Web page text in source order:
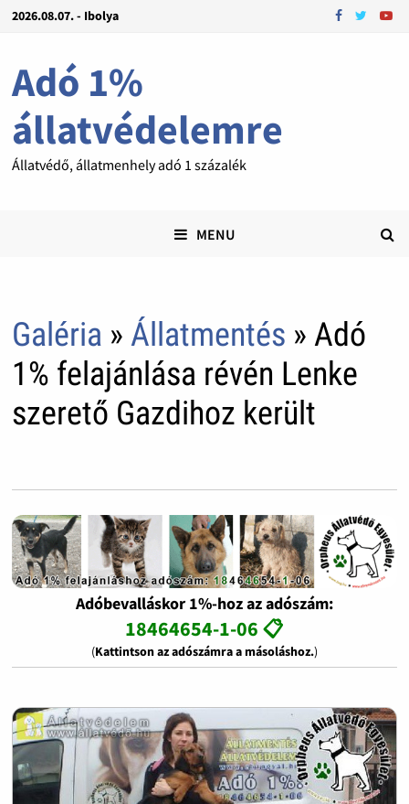
2026.08.07. - Ibolya
Adó 1%
állatvédelemre
Állatvédő, állatmenhely adó 1 százalék
MENU
Galéria » Állatmentés » Adó
1% felajánlása révén Lenke
szerető Gazdihoz került
Adóbevalláskor 1%-hoz az adószám:
18464654-1-06 📋
(Kattintson az adószámra a másoláshoz.)